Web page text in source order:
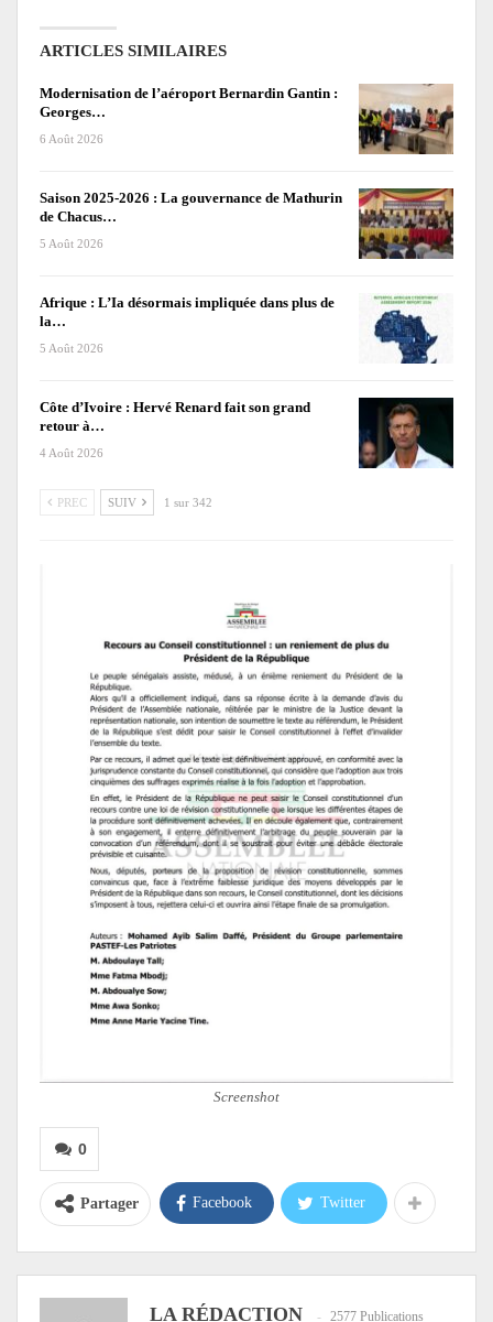
ARTICLES SIMILAIRES
Modernisation de l’aéroport Bernardin Gantin :
Georges…
6 Août 2026
Saison 2025-2026 : La gouvernance de Mathurin
de Chacus…
5 Août 2026
Afrique : L’Ia désormais impliquée dans plus de
la…
5 Août 2026
Côte d’Ivoire : Hervé Renard fait son grand
retour à…
4 Août 2026
PREC SUIV 1 sur 342
Screenshot
0
Partager Facebook Twitter
LA RÉDACTION 2577 Publications